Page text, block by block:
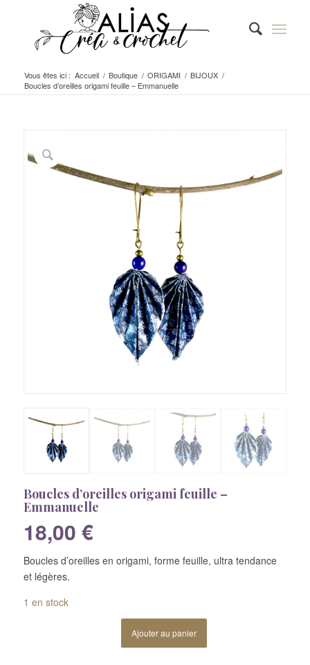
Vous êtes ici : Accueil / Boutique / ORIGAMI / BIJOUX /
Boucles d’oreilles origami feuille – Emmanuelle
Boucles d’oreilles origami feuille –
Emmanuelle
18,00 €
Boucles d’oreilles en origami, forme feuille, ultra tendance
et légères.
1 en stock
Ajouter au panier